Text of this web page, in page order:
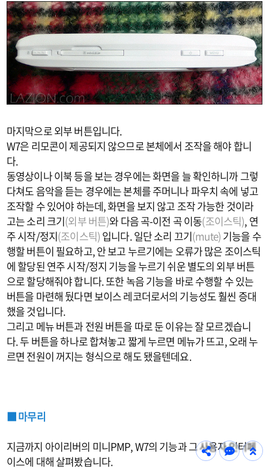
마지막으로 외부 버튼입니다.
W7은 리모콘이 제공되지 않으므로 본체에서 조작을 해야 합니
다.
동영상이나 이북 등을 보는 경우에는 화면을 늘 확인하니까 그렇
다쳐도 음악을 듣는 경우에는 본체를 주머니나 파우치 속에 넣고
조작할 수 있어야 하는데, 화면을 보지 않고 조작 가능한 것이라
고는 소리 크기(외부 버튼)와 다음 곡-이전 곡 이동(조이스틱), 연
주 시작/정지(조이스틱) 입니다. 일단 소리 끄기(mute) 기능을 수
행할 버튼이 필요하고, 안 보고 누르기에는 오류가 많은 조이스틱
에 할당된 연주 시작/정지 기능을 누르기 쉬운 별도의 외부 버튼
으로 할당해줘야 합니다. 또한 녹음 기능을 바로 수행할 수 있는
버튼을 마련해 뒀다면 보이스 레코더로서의 기능성도 훨씬 증대
했을 것입니다.
그리고 메뉴 버튼과 전원 버튼을 따로 둔 이유는 잘 모르겠습니
다. 두 버튼을 하나로 합쳐놓고 짧게 누르면 메뉴가 뜨고, 오래 누
르면 전원이 꺼지는 형식으로 해도 됐을텐데요.
■ 마무리
지금까지 아이리버의 미니PMP, W7의 기능과 그 사용자 인터페
이스에 대해 살펴봤습니다.